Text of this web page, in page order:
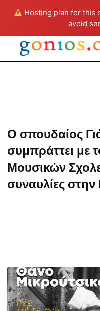
Hosting plan for this
avoid
Ο σπουδαίος
συμπράττει με
Μουσικών
συναυλίες